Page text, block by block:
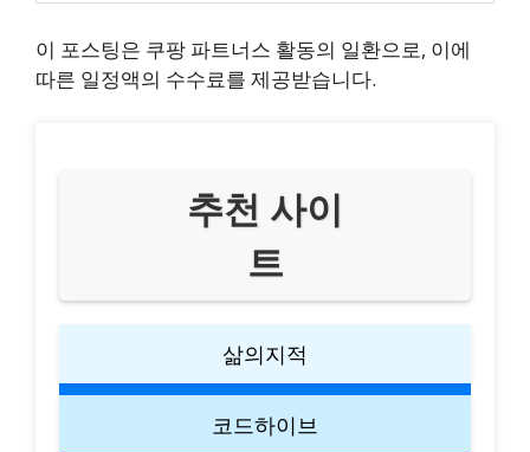
이 포스팅은 쿠팡 파트너스 활동의 일환으로, 이에
따른 일정액의 수수료를 제공받습니다.
추천 사이
트
삶의지적
코드하이브